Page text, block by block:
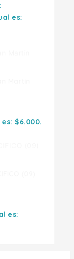
es:
$6.000.
es: